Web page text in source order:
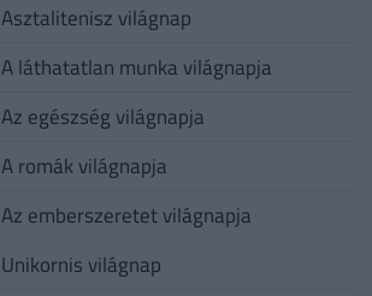
Asztalitenisz világnap
A láthatatlan munka világnapja
Az egészség világnapja
A romák világnapja
Az emberszeretet világnapja
Unikornis világnap